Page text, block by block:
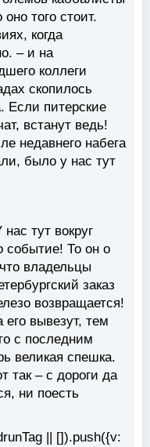
того стоит.
когда
– и на
коллеги
скопилось
Если питерские
встанут ведь!
недавнего набега
было у нас тут
тут вокруг
событие! То он о
владельцы
заказ
возвращается!
его вывезут, тем
с последним
великая спешка.
так – с дороги да
ни поесть
|| []).push({v: